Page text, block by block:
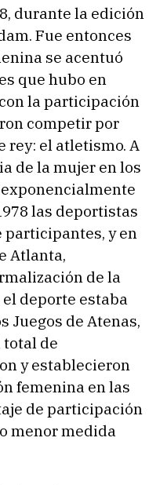
durante la edición
Fue entonces
se acentuó
que hubo en
la participación
competir por
rey: el atletismo. A
de la mujer en los
las deportistas
participantes, y en
Atlanta,
de la
deporte estaba
Juegos de Atenas,
total de
y establecieron
femenina en las
de participación
menor medida